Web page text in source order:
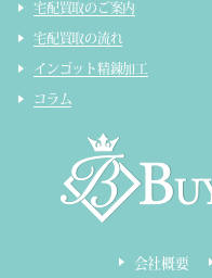
宅配買取のご案内
宅配買取の流れ
インゴット精錬加工
コラム
会社概要